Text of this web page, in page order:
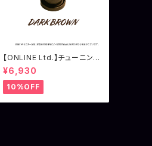
【ONLINE Ltd.】チューニング
ラインローラー ダイワ用 ダ
ークブラウン
¥6,930
10%OFF